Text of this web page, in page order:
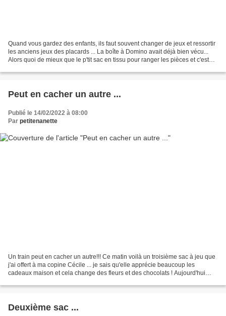
Quand vous gardez des enfants, ils faut souvent changer de jeux et ressortir
les anciens jeux des placards ... La boîte à Domino avait déjà bien vécu...
Alors quoi de mieux que le p'tit sac en tissu pour ranger les pièces et c'est
Peut en cacher un autre ...
Publié le 14/02/2022 à 08:00
Par petitenanette
Un train peut en cacher un autre!!! Ce matin voilà un troisième sac à jeu que
j'ai offert à ma copine Cécile ... je sais qu'elle apprécie beaucoup les
cadeaux maison et cela change des fleurs et des chocolats ! Aujourd'hui
Deuxième sac ...